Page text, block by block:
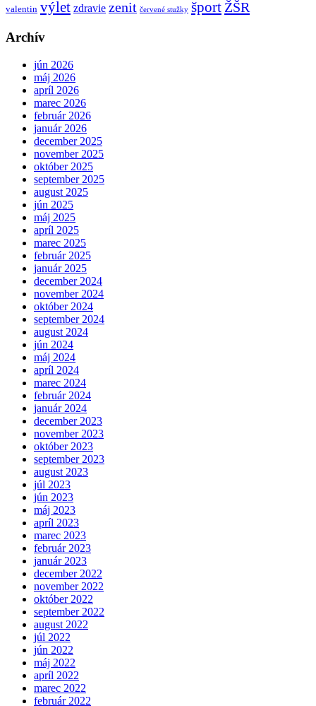
valentin výlet zdravie zenit červené stužky šport ŽŠR
Archív
jún 2026
máj 2026
apríl 2026
marec 2026
február 2026
január 2026
december 2025
november 2025
október 2025
september 2025
august 2025
jún 2025
máj 2025
apríl 2025
marec 2025
február 2025
január 2025
december 2024
november 2024
október 2024
september 2024
august 2024
jún 2024
máj 2024
apríl 2024
marec 2024
február 2024
január 2024
december 2023
november 2023
október 2023
september 2023
august 2023
júl 2023
jún 2023
máj 2023
apríl 2023
marec 2023
február 2023
január 2023
december 2022
november 2022
október 2022
september 2022
august 2022
júl 2022
jún 2022
máj 2022
apríl 2022
marec 2022
február 2022